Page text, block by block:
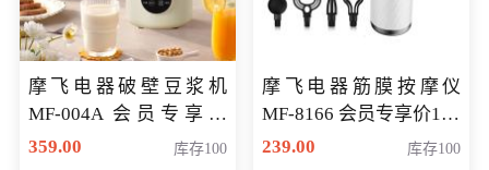
摩飞电器破壁豆浆机
MF-004A 会员专享价
168元
359.00 库存100
摩飞电器筋膜按摩仪
MF-8166 会员专享价168
元
239.00 库存100